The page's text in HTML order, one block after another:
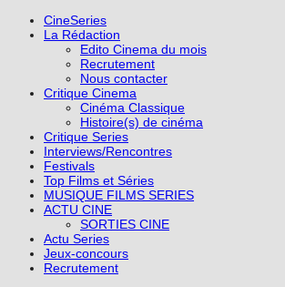
CineSeries
La Rédaction
Edito Cinema du mois
Recrutement
Nous contacter
Critique Cinema
Cinéma Classique
Histoire(s) de cinéma
Critique Series
Interviews/Rencontres
Festivals
Top Films et Séries
MUSIQUE FILMS SERIES
ACTU CINE
SORTIES CINE
Actu Series
Jeux-concours
Recrutement